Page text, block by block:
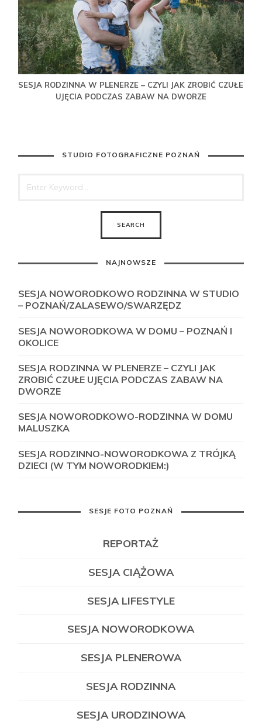
SESJA RODZINNA W PLENERZE – CZYLI JAK ZROBIĆ CZUŁE
UJĘCIA PODCZAS ZABAW NA DWORZE
STUDIO FOTOGRAFICZNE POZNAŃ
NAJNOWSZE
SESJA NOWORODKOWO RODZINNA W STUDIO
– POZNAŃ/ZALASEWO/SWARZĘDZ
SESJA NOWORODKOWA W DOMU – POZNAŃ I
OKOLICE
SESJA RODZINNA W PLENERZE – CZYLI JAK
ZROBIĆ CZUŁE UJĘCIA PODCZAS ZABAW NA
DWORZE
SESJA NOWORODKOWO-RODZINNA W DOMU
MALUSZKA
SESJA RODZINNO-NOWORODKOWA Z TRÓJKĄ
DZIECI (W TYM NOWORODKIEM:)
SESJE FOTO POZNAŃ
REPORTAŻ
SESJA CIĄŻOWA
SESJA LIFESTYLE
SESJA NOWORODKOWA
SESJA PLENEROWA
SESJA RODZINNA
SESJA URODZINOWA